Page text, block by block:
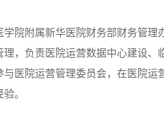
学院附属新华医院财务部财务管理
，负责医院运营数据中心建设、
医院运营管理委员会，在医院运
。